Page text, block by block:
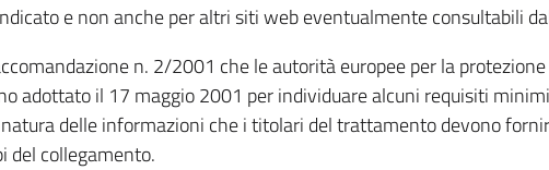
e non anche per altri siti web eventualmente consultabili
n. 2/2001 che le autorità europee per la
adottato il 17 maggio 2001 per individuare alcuni requisiti
delle informazioni che i titolari del trattamento devono
del collegamento.